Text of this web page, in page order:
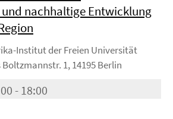
nachhaltige Entwicklung
Institut der Freien Universität
1, 14195 Berlin
- 18:00